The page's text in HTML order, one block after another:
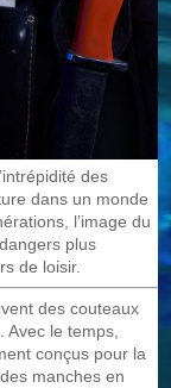
des
dans un monde
l’image du
plus
de loisir.
des couteaux
Avec le temps,
conçus pour la
manches en